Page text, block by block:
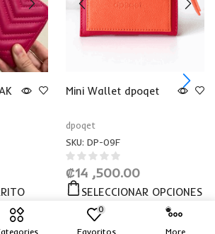
Mini Wallet dpoqet
dpoqet
SKU: DP-09F
₡14 ,500.00
SELECCIONAR OPCIONES
0
Favoritos More